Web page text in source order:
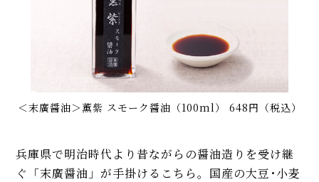
＜末廣醤油＞薫紫 スモーク醤油（100ml） 648円（税込）
兵庫県で明治時代より昔ながらの醤油造りを受け継
ぐ「末廣醤油」が手掛けるこちら。国産の大豆･小麦